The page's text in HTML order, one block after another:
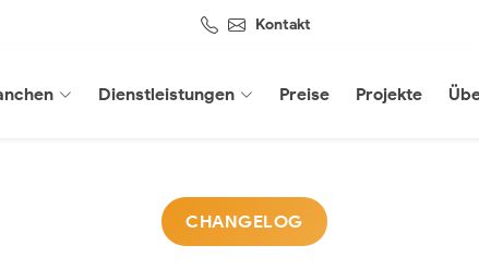
Kontakt
Dienstleistungen Preise Projekte
CHANGELOG